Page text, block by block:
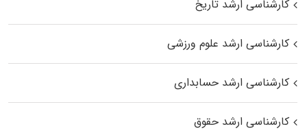
کارشناسی ارشد تاریخ
کارشناسی ارشد علوم ورزشی
کارشناسی ارشد حسابداری
کارشناسی ارشد حقوق